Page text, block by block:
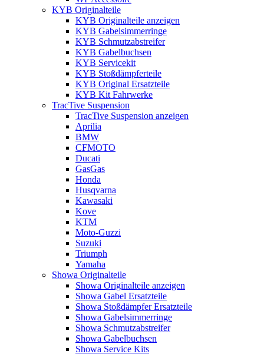
KYB Originalteile
KYB Originalteile anzeigen
KYB Gabelsimmerringe
KYB Schmutzabstreifer
KYB Gabelbuchsen
KYB Servicekit
KYB Stoßdämpferteile
KYB Original Ersatzteile
KYB Kit Fahrwerke
TracTive Suspension
TracTive Suspension anzeigen
Aprilia
BMW
CFMOTO
Ducati
GasGas
Honda
Husqvarna
Kawasaki
Kove
KTM
Moto-Guzzi
Suzuki
Triumph
Yamaha
Showa Originalteile
Showa Originalteile anzeigen
Showa Gabel Ersatzteile
Showa Stoßdämpfer Ersatzteile
Showa Gabelsimmerringe
Showa Schmutzabstreifer
Showa Gabelbuchsen
Showa Service Kits